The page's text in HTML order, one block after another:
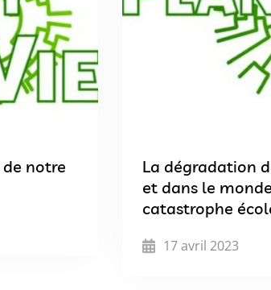
de notre
La dégradation
et dans le
catastrophe
17 avril 2023